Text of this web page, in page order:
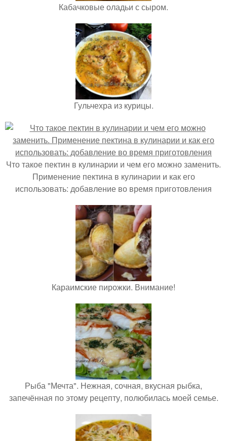
Кабачковые оладьи с сыром.
Гульчехра из курицы.
Что такое пектин в кулинарии и чем его можно заменить.
Применение пектина в кулинарии и как его
использовать: добавление во время приготовления
Караимские пирожки. Внимание!
Рыба "Мечта". Нежная, сочная, вкусная рыбка,
запечённая по этому рецепту, полюбилась моей семье.